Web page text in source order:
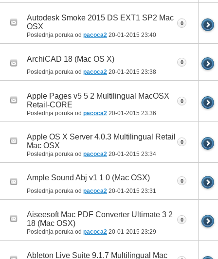
Autodesk Smoke 2015 DS EXT1 SP2 Mac
OSX
Poslednja poruka od pacoca2 20-01-2015 23:40
0
ArchiCAD 18 (Mac OS X)
Poslednja poruka od pacoca2 20-01-2015 23:38
0
Apple Pages v5 5 2 Multilingual MacOSX
Retail-CORE
Poslednja poruka od pacoca2 20-01-2015 23:36
0
Apple OS X Server 4.0.3 Multilingual Retail
Mac OSX
Poslednja poruka od pacoca2 20-01-2015 23:34
0
Ample Sound Abj v1 1 0 (Mac OSX)
Poslednja poruka od pacoca2 20-01-2015 23:31
0
Aiseesoft Mac PDF Converter Ultimate 3 2
18 (Mac OSX)
Poslednja poruka od pacoca2 20-01-2015 23:29
0
Ableton Live Suite 9.1.7 Multilingual Mac